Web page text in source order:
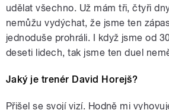
udělat všechno. Už mám tři, čtyři
nemůžu vydýchat, že jsme ten
jednoduše prohráli. I když jsme od
deseti lidech, tak jsme ten duel
Jaký je trenér David Horejš?
Přišel se svojí vizí. Hodně mi